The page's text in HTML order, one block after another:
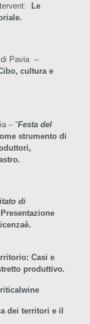
Le
di Pavia –
cultura e
– “Festa del
strumento di
di
Presentazione
Casi e
produttivo.
dei territori e il